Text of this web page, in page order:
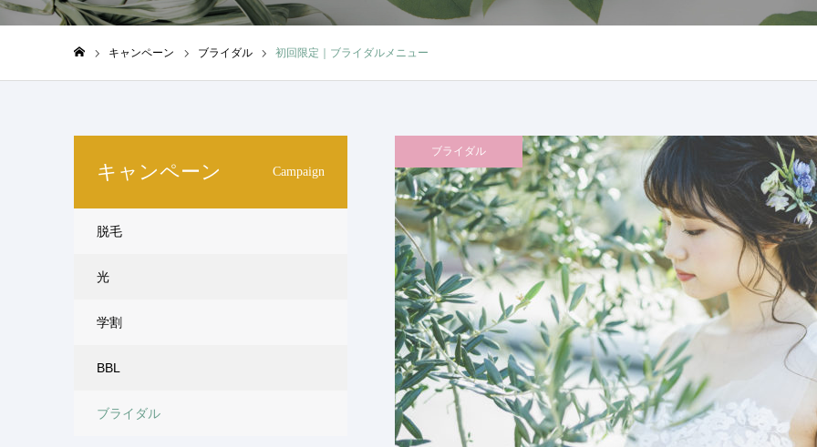
キャンペーン ブライダル 初回限定｜ブライダルメニュー
ブライダル
キャンペーン Campaign
脱毛
光
学割
BBL
ブライダル